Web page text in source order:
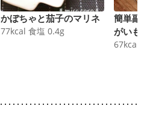
かぼちゃと茄子のマリネ
77kcal 食塩 0.4g
簡単副
がいも
67kcal